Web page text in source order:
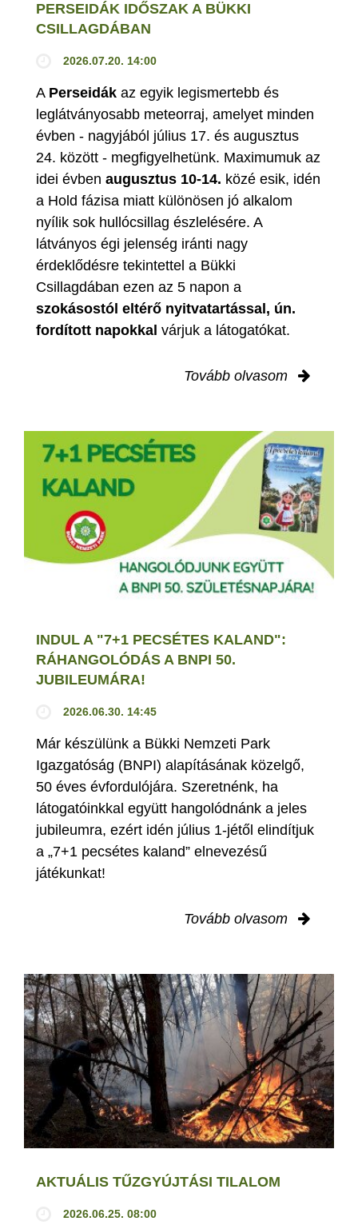
PERSEIDÁK IDŐSZAK A BÜKKI
CSILLAGDÁBAN
2026.07.20. 14:00
A Perseidák az egyik legismertebb és
leglátványosabb meteorraj, amelyet minden
évben - nagyjából július 17. és augusztus
24. között - megfigyelhetünk. Maximumuk az
idei évben augusztus 10-14. közé esik, idén
a Hold fázisa miatt különösen jó alkalom
nyílik sok hullócsillag észlelésére. A
látványos égi jelenség iránti nagy
érdeklődésre tekintettel a Bükki
Csillagdában ezen az 5 napon a
szokásostól eltérő nyitvatartással, ún.
fordított napokkal várjuk a látogatókat.
Tovább olvasom
INDUL A "7+1 PECSÉTES KALAND":
RÁHANGOLÓDÁS A BNPI 50.
JUBILEUMÁRA!
2026.06.30. 14:45
Már készülünk a Bükki Nemzeti Park
Igazgatóság (BNPI) alapításának közelgő,
50 éves évfordulójára. Szeretnénk, ha
látogatóinkkal együtt hangolódnánk a jeles
jubileumra, ezért idén július 1-jétől elindítjuk
a „7+1 pecsétes kaland” elnevezésű
játékunkat!
Tovább olvasom
AKTUÁLIS TŰZGYÚJTÁSI TILALOM
2026.06.25. 08:00